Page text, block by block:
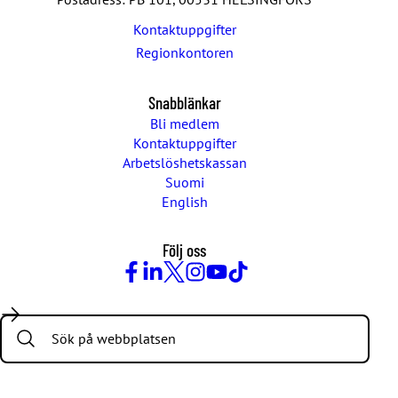
Kontaktuppgifter
Regionkontoren
Snabblänkar
Bli medlem
Kontaktuppgifter
Arbetslöshetskassan
Suomi
English
Följ oss
Search: